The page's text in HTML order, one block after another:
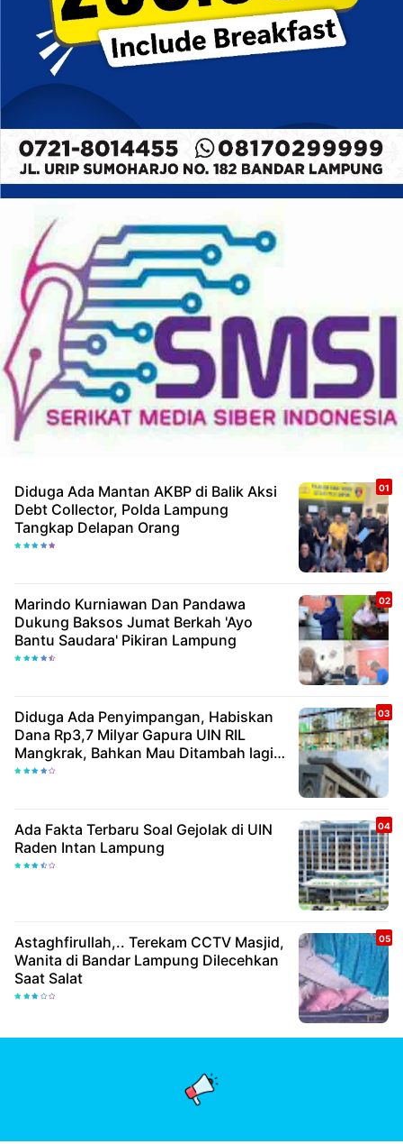
Diduga Ada Mantan AKBP di Balik Aksi
Debt Collector, Polda Lampung
Tangkap Delapan Orang
Marindo Kurniawan Dan Pandawa
Dukung Baksos Jumat Berkah 'Ayo
Bantu Saudara' Pikiran Lampung
Diduga Ada Penyimpangan, Habiskan
Dana Rp3,7 Milyar Gapura UIN RIL
Mangkrak, Bahkan Mau Ditambah lagi 7
Milyar
Ada Fakta Terbaru Soal Gejolak di UIN
Raden Intan Lampung
Astaghfirullah,.. Terekam CCTV Masjid,
Wanita di Bandar Lampung Dilecehkan
Saat Salat